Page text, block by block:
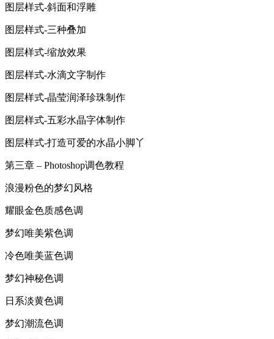
图层样式-斜面和浮雕
图层样式-三种叠加
图层样式-缩放效果
图层样式-水滴文字制作
图层样式-晶莹润泽珍珠制作
图层样式-五彩水晶字体制作
图层样式-打造可爱的水晶小脚丫
第三章 – Photoshop调色教程
浪漫粉色的梦幻风格
耀眼金色质感色调
梦幻唯美紫色调
冷色唯美蓝色调
梦幻神秘色调
日系淡黄色调
梦幻潮流色调